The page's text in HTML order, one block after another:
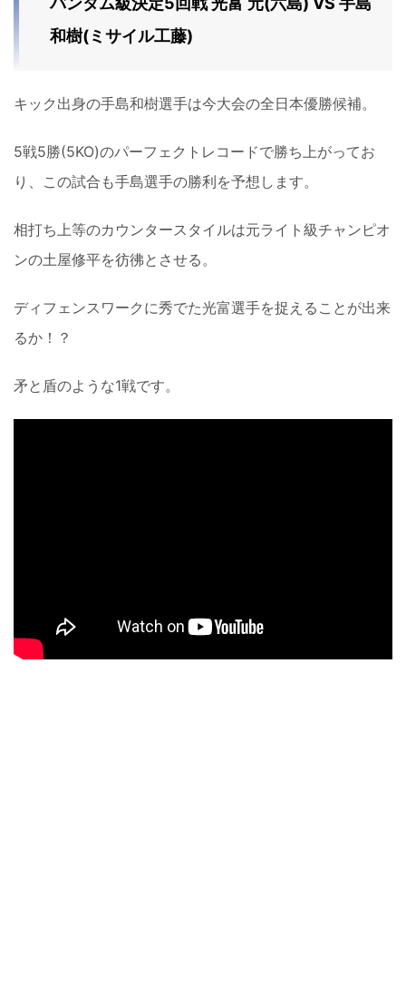
和樹(ミサイル工藤)
キック出身の手島和樹選手は今大会の全日本優勝候補。
5戦5勝(5KO)のパーフェクトレコードで勝ち上がってお
り、この試合も手島選手の勝利を予想します。
相打ち上等のカウンタースタイルは元ライト級チャンピオ
ンの土屋修平を彷彿とさせる。
ディフェンスワークに秀でた光富選手を捉えることが出来
るか！？
矛と盾のような1戦です。